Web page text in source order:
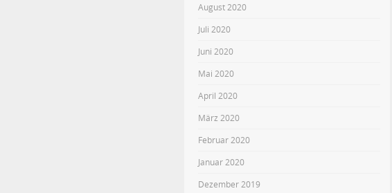
August 2020
Juli 2020
Juni 2020
Mai 2020
April 2020
März 2020
Februar 2020
Januar 2020
Dezember 2019